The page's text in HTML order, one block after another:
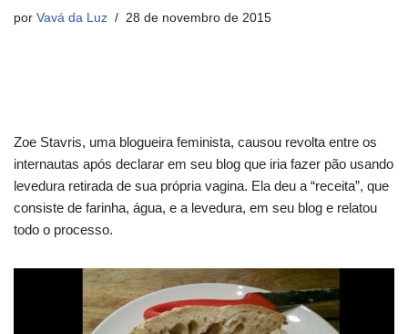
por Vavá da Luz 28 de novembro de 2015
Zoe Stavris, uma blogueira feminista, causou revolta entre os
internautas após declarar em seu blog que iria fazer pão usando
levedura retirada de sua própria vagina. Ela deu a “receita”, que
consiste de farinha, água, e a levedura, em seu blog e relatou
todo o processo.